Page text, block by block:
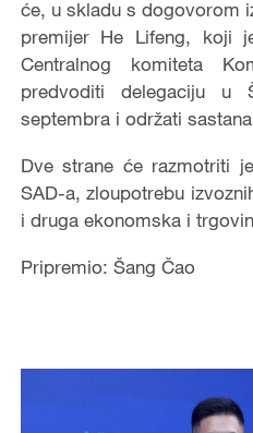
će, u skladu s dogovorom
premijer He Lifeng, koji
Centralnog komiteta
predvoditi delegaciju
septembra i održati
Dve strane će razmotriti
SAD-a, zloupotrebu
i druga ekonomska i
Pripremio: Šang Čao